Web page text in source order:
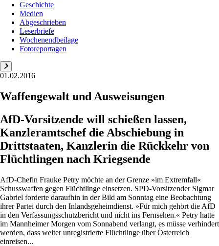
Geschichte
Medien
Abgeschrieben
Leserbriefe
Wochenendbeilage
Fotoreportagen
01.02.2016
Waffengewalt und Ausweisungen
AfD-Vorsitzende will schießen lassen,
Kanzleramtschef die Abschiebung in
Drittstaaten, Kanzlerin die Rückkehr von
Flüchtlingen nach Kriegsende
AfD-Chefin Frauke Petry möchte an der Grenze »im Extremfall«
Schusswaffen gegen Flüchtlinge einsetzen. SPD-Vorsitzender Sigmar
Gabriel forderte daraufhin in der Bild am Sonntag eine Beobachtung
ihrer Partei durch den Inlandsgeheimdienst. »Für mich gehört die AfD
in den Verfassungsschutzbericht und nicht ins Fernsehen.« Petry hatte
im Mannheimer Morgen vom Sonnabend verlangt, es müsse verhindert
werden, dass weiter unregistrierte Flüchtlinge über Österreich
einreisen...